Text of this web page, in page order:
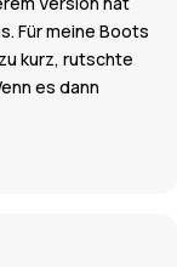
Für meine Boots
kurz, rutschte
es dann